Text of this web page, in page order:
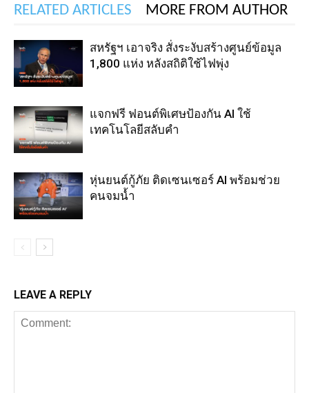
RELATED ARTICLES MORE FROM AUTHOR
สหรัฐฯ เอาจริง สั่งระงับสร้างศูนย์ข้อมูล
1,800 แห่ง หลังสถิติใช้ไฟพุ่ง
แจกฟรี ฟอนต์พิเศษป้องกัน AI ใช้
เทคโนโลยีสลับคำ
หุ่นยนต์กู้ภัย ติดเซนเซอร์ AI พร้อมช่วย
คนจมน้ำ
LEAVE A REPLY